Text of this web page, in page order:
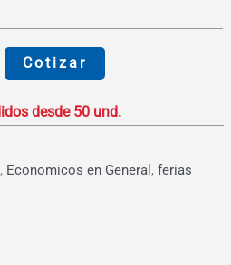
Cotizar
, Economicos en General ,ferias